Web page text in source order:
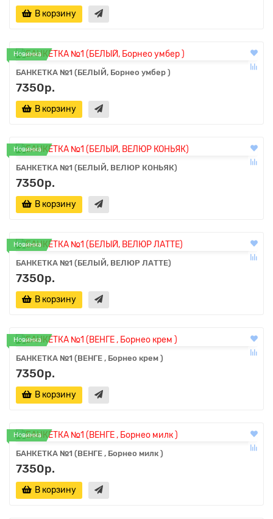
В корзину
Новинка
БАНКЕТКА №1 (БЕЛЫЙ, Борнео умбер )
7350р.
В корзину
Новинка
БАНКЕТКА №1 (БЕЛЫЙ, ВЕЛЮР КОНЬЯК)
7350р.
В корзину
Новинка
БАНКЕТКА №1 (БЕЛЫЙ, ВЕЛЮР ЛАТТЕ)
7350р.
В корзину
Новинка
БАНКЕТКА №1 (ВЕНГЕ , Борнео крем )
7350р.
В корзину
Новинка
БАНКЕТКА №1 (ВЕНГЕ , Борнео милк )
7350р.
В корзину